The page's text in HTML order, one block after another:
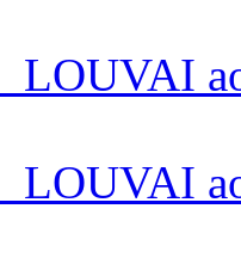
LOUVAI
LOUVAI